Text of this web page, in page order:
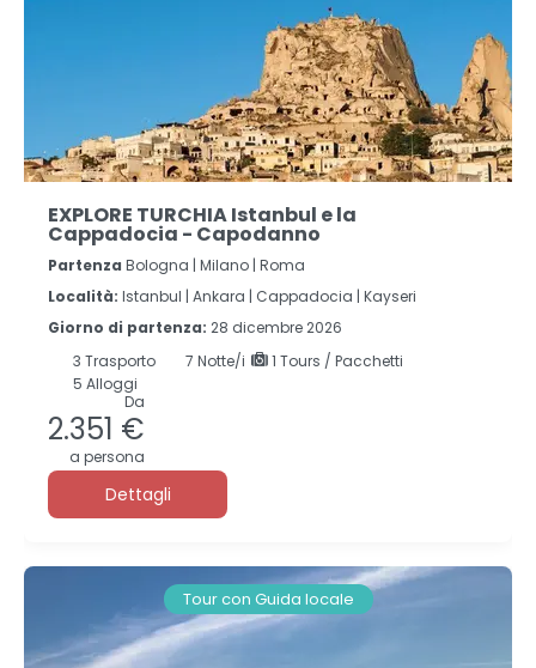
EXPLORE TURCHIA Istanbul e la
Cappadocia - Capodanno
Partenza Bologna | Milano | Roma
Località: Istanbul | Ankara | Cappadocia | Kayseri
Giorno di partenza: 28 dicembre 2026
3 Trasporto 7 Notte/i
1 Tours / Pacchetti
5 Alloggi
Da
2.351 €
a persona
Dettagli
Tour con Guida locale